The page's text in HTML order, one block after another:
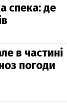
спека: де
в частині
погоди